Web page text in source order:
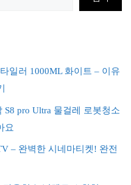
일러 1000ML 화이트 – 이유
pro Ultra 물걸레 로봇청소
요
– 완벽한 시네마티켓! 완전